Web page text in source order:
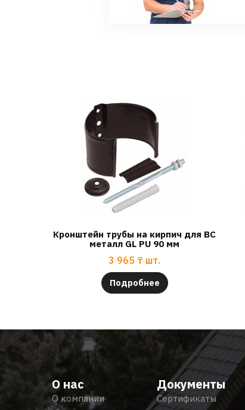
Кронштейн трубы на кирпич для ВС
металл GL PU 90 мм
3 965 ₸ шт.
Подробнее
О нас
О компании
Документы
Сертификаты